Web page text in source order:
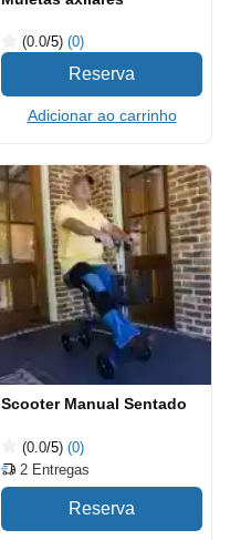
(0.0/5) (0)
Adicionar ao carrinho
Scooter Manual Sentado
(0.0/5) (0)
2 Entregas